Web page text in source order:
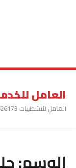
العامل للخدمات
العامل للتشطيبات 0543626173
الوسم: